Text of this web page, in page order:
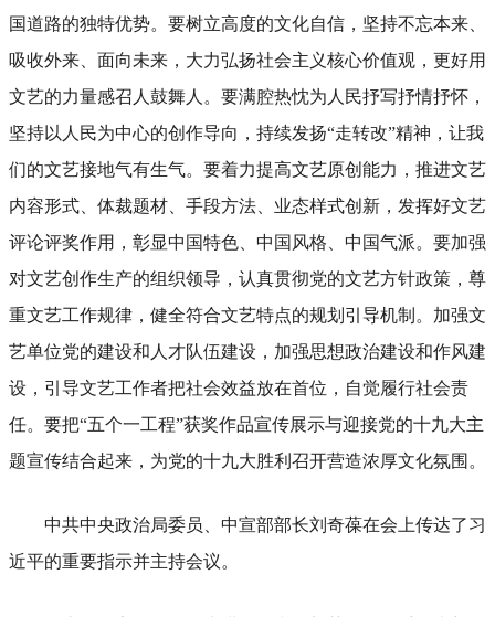
国道路的独特优势。要树立高度的文化自信，坚持不忘本来、
吸收外来、面向未来，大力弘扬社会主义核心价值观，更好用
文艺的力量感召人鼓舞人。要满腔热忱为人民抒写抒情抒怀，
坚持以人民为中心的创作导向，持续发扬“走转改”精神，让我
们的文艺接地气有生气。要着力提高文艺原创能力，推进文艺
内容形式、体裁题材、手段方法、业态样式创新，发挥好文艺
评论评奖作用，彰显中国特色、中国风格、中国气派。要加强
对文艺创作生产的组织领导，认真贯彻党的文艺方针政策，尊
重文艺工作规律，健全符合文艺特点的规划引导机制。加强文
艺单位党的建设和人才队伍建设，加强思想政治建设和作风建
设，引导文艺工作者把社会效益放在首位，自觉履行社会责
任。要把“五个一工程”获奖作品宣传展示与迎接党的十九大主
题宣传结合起来，为党的十九大胜利召开营造浓厚文化氛围。
中共中央政治局委员、中宣部部长刘奇葆在会上传达了习
近平的重要指示并主持会议。